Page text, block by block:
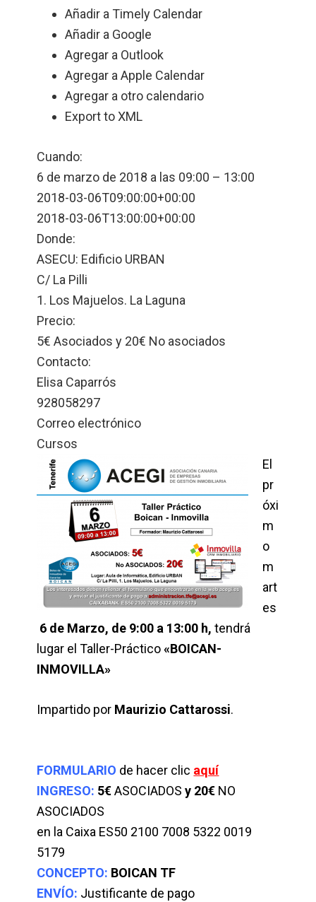
Añadir a Timely Calendar
Añadir a Google
Agregar a Outlook
Agregar a Apple Calendar
Agregar a otro calendario
Export to XML
Cuando:
6 de marzo de 2018 a las 09:00 – 13:00
2018-03-06T09:00:00+00:00
2018-03-06T13:00:00+00:00
Donde:
ASECU: Edificio URBAN
C/ La Pilli
1. Los Majuelos. La Laguna
Precio:
5€ Asociados y 20€ No asociados
Contacto:
Elisa Caparrós
928058297
Correo electrónico
Cursos
El
pr
óxi
m
o
m
art
es
6 de Marzo, de 9:00 a 13:00 h, tendrá
lugar el Taller-Práctico«BOICAN-
INMOVILLA»
Impartido por Maurizio Cattarossi.
FORMULARIO de hacer clic aquí
INGRESO: 5€ ASOCIADOSy 20€ NO
ASOCIADOS
en la Caixa ES50 2100 7008 5322 0019
5179
CONCEPTO: BOICAN TF
ENVÍO: Justificante de pago